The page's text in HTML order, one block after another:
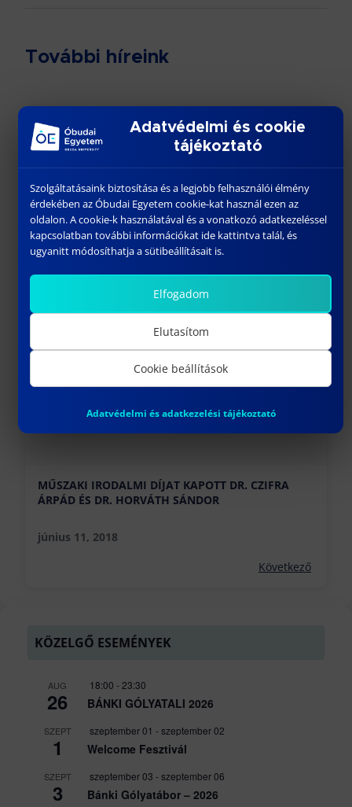
További híreink
HAAS & ÓE-BGK CNC KONFERENCIA „AZ IPAR ÉS
AZ OKTATÁS KAPCSOLATÁNAK FONTOSSÁGA
NAPJAINKBAN”
MŰSZAKI IRODALMI DÍJAT KAPOTT DR. CZIFRA
ÁRPÁD ÉS DR. HORVÁTH SÁNDOR
június 11, 2018
Következő
KÖZELGŐ ESEMÉNYEK
AUG
26
18:00 - 23:30
BÁNKI GÓLYATALI 2026
SZEPT
1
szeptember 01 -szeptember 02
Welcome Fesztivál
SZEPT
3
szeptember 03 -szeptember 06
Bánki Gólyatábor – 2026
Adatvédelmi és cookie
tájékoztató
Szolgáltatásaink biztosítása és a legjobb felhasználói élmény
érdekében az Óbudai Egyetem cookie-kat használ ezen az
oldalon. A cookie-k használatával és a vonatkozó adatkezeléssel
kapcsolatban további információkat ide kattintva talál, és
ugyanitt módosíthatja a sütibeállításait is.
Elfogadom
Elutasítom
Cookie beállítások
Adatvédelmi és adatkezelési tájékoztató